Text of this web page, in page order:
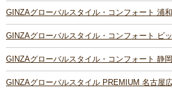
GINZAグローバルスタイル・コンフォート 浦
GINZAグローバルスタイル・コンフォート ビ
GINZAグローバルスタイル・コンフォート 静
GINZAグローバルスタイル PREMIUM 名古屋